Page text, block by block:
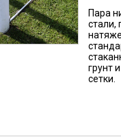
Пара
стали,
грунт
сетки.